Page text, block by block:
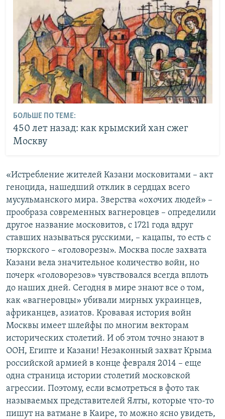
БОЛЬШЕ ПО ТЕМЕ:
450 лет назад: как крымский хан сжег
Москву
«Истребление жителей Казани московитами – акт
геноцида, нашедший отклик в сердцах всего
мусульманского мира. Зверства «охочих людей» –
прообраза современных вагнеровцев – определили
другое название московитов, с 1721 года вдруг
ставших называться русскими, – кацапы, то есть с
тюркского – «головорезы». Москва после захвата
Казани вела значительное количество войн, но
почерк «головорезов» чувствовался всегда вплоть
до наших дней. Сегодня в мире знают все о том,
как «вагнеровцы» убивали мирных украинцев,
африканцев, азиатов. Кровавая история войн
Москвы имеет шлейфы по многим векторам
исторических столетий. И об этом точно знают в
ООН, Египте и Казани! Незаконный захват Крыма
российской армией в конце февраля 2014 – еще
одна страница истории столетий московской
агрессии. Поэтому, если всмотреться в фото так
называемых представителей Ялты, которые что-то
пишут на ватмане в Каире, то можно ясно увидеть,